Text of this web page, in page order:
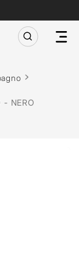
- NERO